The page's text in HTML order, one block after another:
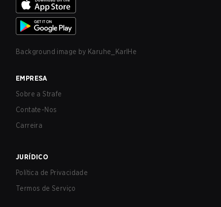
Background image by Karuhe_KarlHe
EMPRESA
Sobre a Strafe
Contate-Nos
Carreira
JURÍDICO
Política de Privacidade
Termos de Serviço